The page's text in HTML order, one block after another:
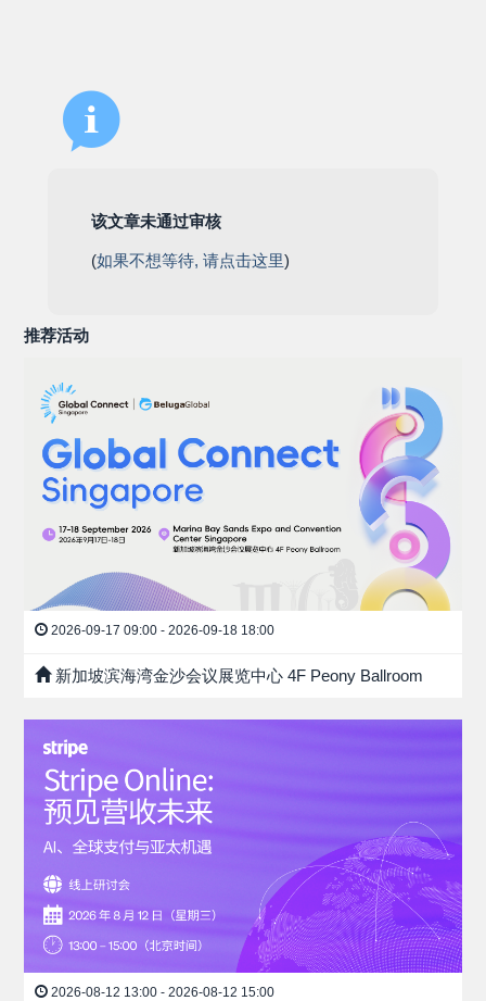
该文章未通过审核
(如果不想等待, 请点击这里)
推荐活动
2026-09-17 09:00 - 2026-09-18 18:00
新加坡滨海湾金沙会议展览中心 4F Peony Ballroom
2026-08-12 13:00 - 2026-08-12 15:00